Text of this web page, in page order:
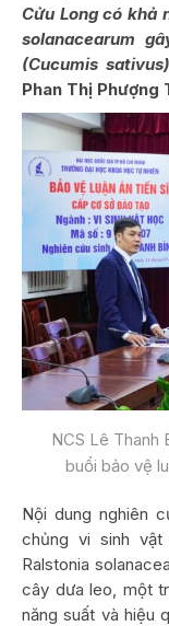
Cửu Long có khả
solanacearum
(Cucumis
Phan Thị Phượng
NCS Lê Thanh
buổi bảo vệ
Nội dung nghiên
chủng vi sinh
Ralstonia
cây dưa leo, một
năng suất và hiệu